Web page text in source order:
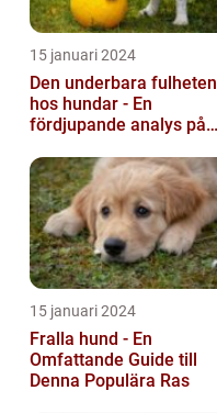
15 januari 2024
Den underbara fulheten
hos hundar - En
fördjupande analys på
15 januari 2024
Fralla hund - En
Omfattande Guide till
Denna Populära Ras